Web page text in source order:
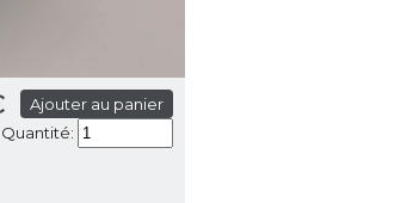
Ajouter au panier
Quantité: